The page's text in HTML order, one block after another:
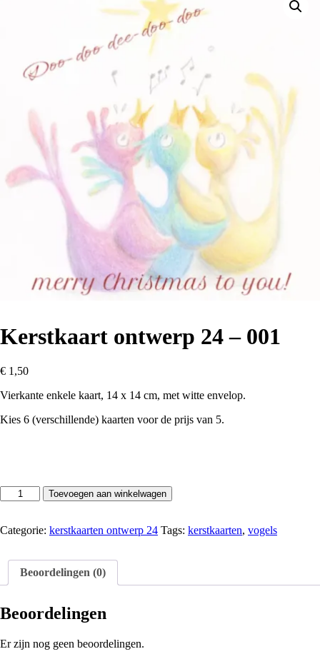
Kerstkaart ontwerp 24 – 001
€ 1,50
Vierkante enkele kaart, 14 x 14 cm, met witte envelop.
Kies 6 (verschillende) kaarten voor de prijs van 5.
Kerstkaart
ontwerp
-
Toevoegen aan winkelwagen
Categorie: kerstkaarten ontwerp 24 Tags: kerstkaarten, vogels
Beoordelingen (0)
Beoordelingen
Er zijn nog geen beoordelingen.